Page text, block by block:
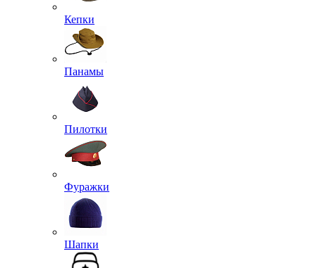
Кепки
Панамы
Пилотки
Фуражки
Шапки